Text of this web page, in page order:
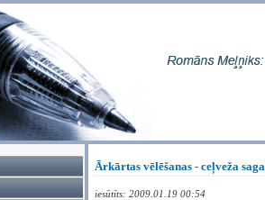
Ārkārtas vēlēšanas - ceļveža
iesūtīts: 2009.01.19 00:54